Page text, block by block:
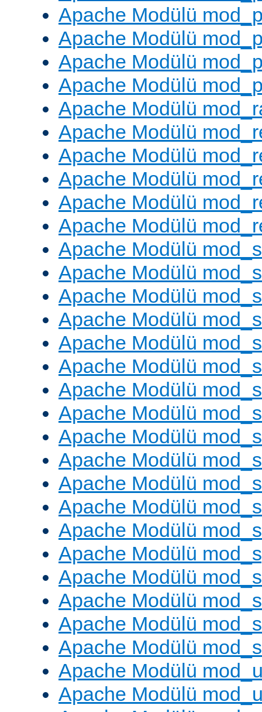
Apache Modülü
Apache Modülü
Apache Modülü
Apache Modülü
Apache Modülü
Apache Modülü
Apache Modülü
Apache Modülü
Apache Modülü
Apache Modülü
Apache Modülü
Apache Modülü
Apache Modülü
Apache Modülü
Apache Modülü
Apache Modülü
Apache Modülü
Apache Modülü
Apache Modülü
Apache Modülü
Apache Modülü
Apache Modülü
Apache Modülü
Apache Modülü
Apache Modülü
Apache Modülü
Apache Modülü
Apache Modülü
Apache Modülü
Apache Modülü